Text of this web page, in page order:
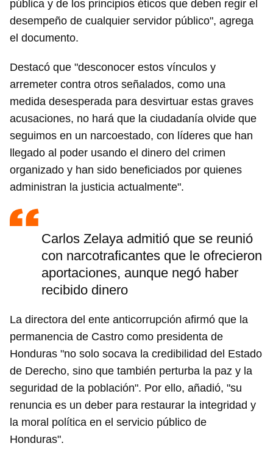
pública y de los principios éticos que deben regir el
desempeño de cualquier servidor público", agrega
el documento.
Destacó que "desconocer estos vínculos y
arremeter contra otros señalados, como una
medida desesperada para desvirtuar estas graves
acusaciones, no hará que la ciudadanía olvide que
seguimos en un narcoestado, con líderes que han
llegado al poder usando el dinero del crimen
organizado y han sido beneficiados por quienes
administran la justicia actualmente".
Carlos Zelaya admitió que se reunió
con narcotraficantes que le ofrecieron
aportaciones, aunque negó haber
recibido dinero
La directora del ente anticorrupción afirmó que la
permanencia de Castro como presidenta de
Honduras "no solo socava la credibilidad del Estado
de Derecho, sino que también perturba la paz y la
seguridad de la población". Por ello, añadió, "su
renuncia es un deber para restaurar la integridad y
la moral política en el servicio público de
Honduras".